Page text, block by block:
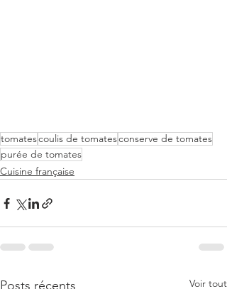
tomatescoulis de tomatesconserve de tomates
purée de tomates
Cuisine française
Posts récents Voir tout